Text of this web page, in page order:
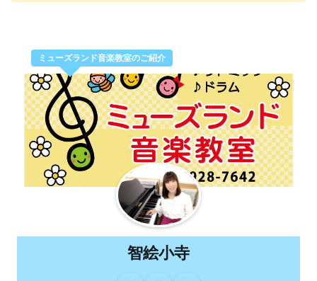
ミューズランド音楽教室のご紹介
智絵小寺